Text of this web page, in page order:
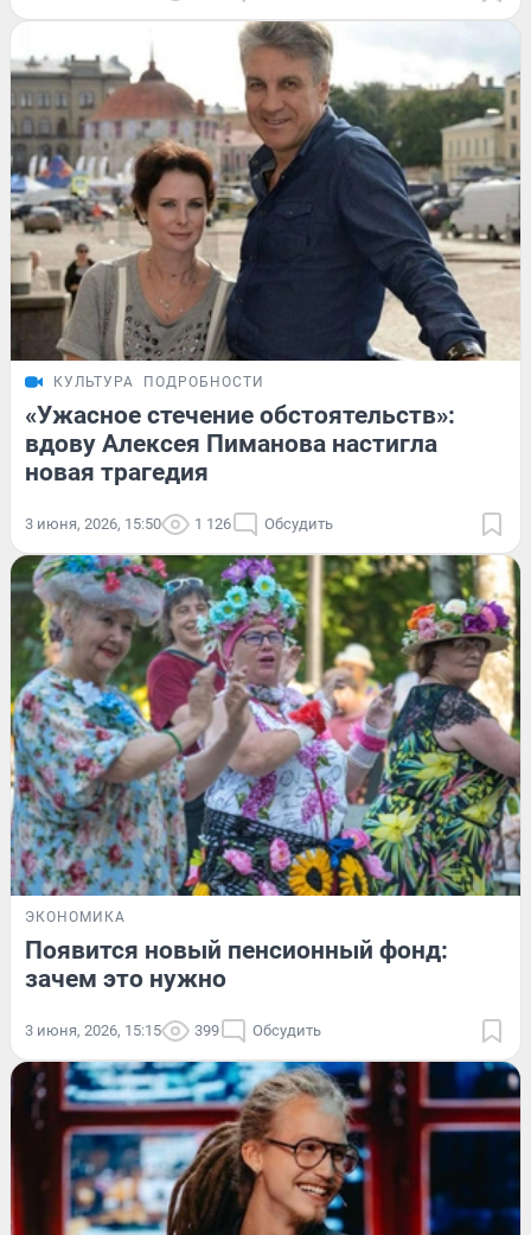
КУЛЬТУРА ПОДРОБНОСТИ
«Ужасное стечение обстоятельств»:
вдову Алексея Пиманова настигла
новая трагедия
3 июня, 2026, 15:50 1 126 Обсудить
ЭКОНОМИКА
Появится новый пенсионный фонд:
зачем это нужно
3 июня, 2026, 15:15 399 Обсудить